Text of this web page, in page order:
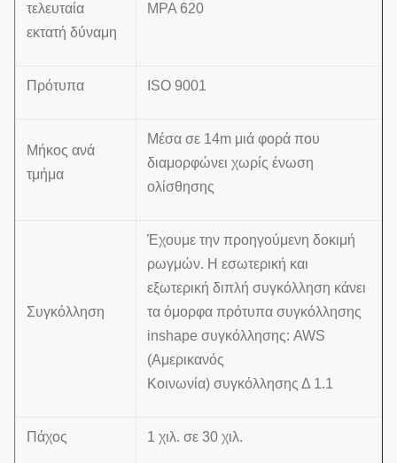
τελευταία
εκτατή δύναμη
MPA 620
Πρότυπα ISO 9001
Μήκος ανά
τμήμα
Μέσα σε 14m μιά φορά που
διαμορφώνει χωρίς ένωση
ολίσθησης
Συγκόλληση
Έχουμε την προηγούμενη δοκιμή
ρωγμών. Η εσωτερική και
εξωτερική διπλή συγκόλληση κάνει
τα όμορφα πρότυπα συγκόλλησης
inshape συγκόλλησης: AWS
(Αμερικανός
Κοινωνία) συγκόλλησης Δ 1.1
Πάχος 1 χιλ. σε 30 χιλ.